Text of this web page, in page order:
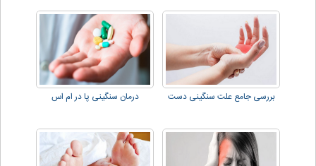
بررسی جامع علت سنگینی دست درمان سنگینی پا در ام اس